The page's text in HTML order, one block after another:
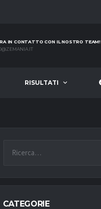
IN CONTATTO CON IL NOSTRO TEAM!
RISULTATI
CATEGORIE